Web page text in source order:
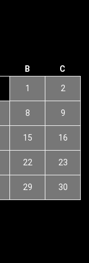
B C
1 2
8 9
15 16
22 23
29 30